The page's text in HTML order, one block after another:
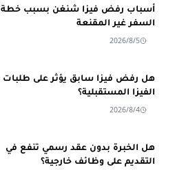
أسباب رفض فيزا شنغن بسبب خطة
السفر غير المقنعة
2026/8/5
هل رفض فيزا سابق يؤثر على طلبات
الفيزا المستقبلية؟
2026/8/4
هل الخبرة بدون عقد رسمي تنفع في
التقديم على وظائف خارجية؟